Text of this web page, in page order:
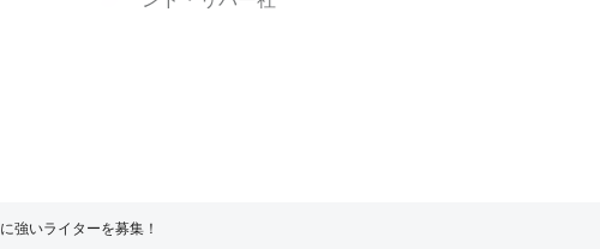
強いライターを募集！